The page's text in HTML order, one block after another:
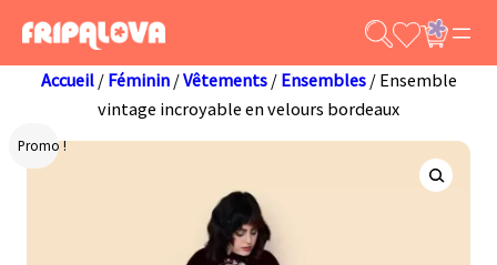
contenuAccueil/ Féminin/Vêtements/ Ensembles/ Ensemble
vintage incroyable en velours bordeaux
Promo !